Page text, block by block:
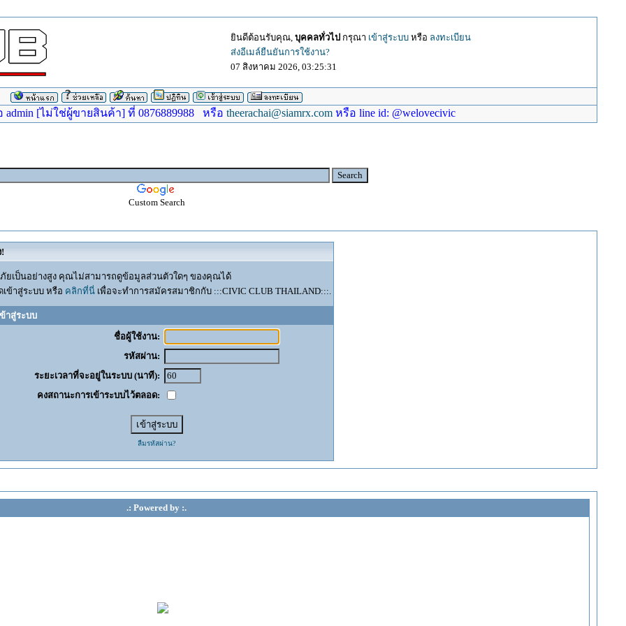
ยินดีต้อนรับคุณ, บุคคลทั่วไป กรุณา เข้าสู่ระบบหรือ ลงทะเบียน
ส่งอีเมล์ยืนยันการใช้งาน?
07 สิงหาคม 2026, 03:25:31
[ไม่ใช่ผู้ขายสินค้า] ที่ 0876889988 หรือtheerachai@siamrx.com หรือ line id: @welovecivic
Custom Search
ยเป็นอย่างสูง คุณไม่สามารถดูข้อมูลส่วนตัวใดๆ ของคุณได้
เข้าสู่ระบบ หรือ คลิกที่นี่เพื่อจะทำการสมัครสมาชิกกับ :::CIVIC CLUB THAILAND:::.
าสู่ระบบ
ชื่อผู้ใช้งาน:
รหัสผ่าน:
ระยะเวลาที่จะอยู่ในระบบ (นาที):
คงสถานะการเข้าระบบไว้ตลอด:
ลืมรหัสผ่าน?
.: Powered by :.